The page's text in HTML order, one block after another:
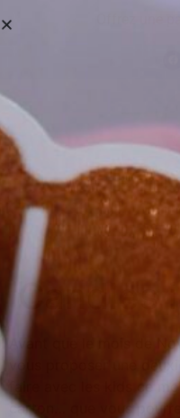
Candles
Avant que le mois de
vous proposer une
faire avec les kids ce
carton… que vous